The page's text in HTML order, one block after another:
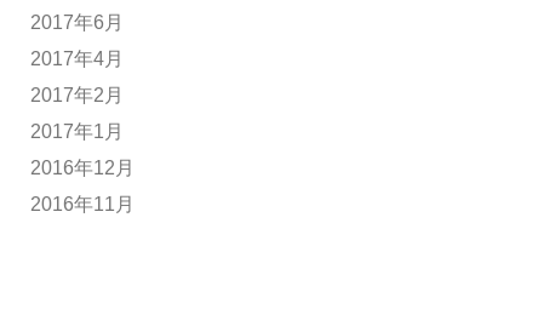
2017年6月
2017年4月
2017年2月
2017年1月
2016年12月
2016年11月